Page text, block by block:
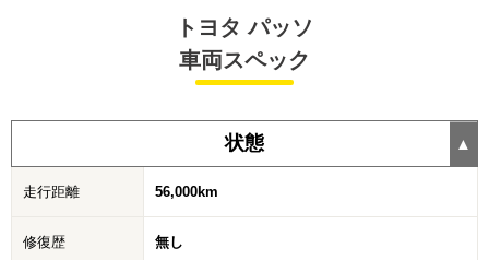
トヨタ パッソ
車両スペック
状態
走行距離 56,000km
修復歴 無し